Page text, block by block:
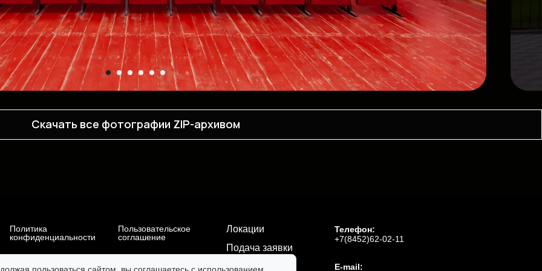
Скачать все фотографии ZIP-архивом
Политика
конфиденциальности
Пользовательское
соглашение
Локации
Подача заявки
Проекты
Телефон:
+7(8452)62-02-11
E-mail: